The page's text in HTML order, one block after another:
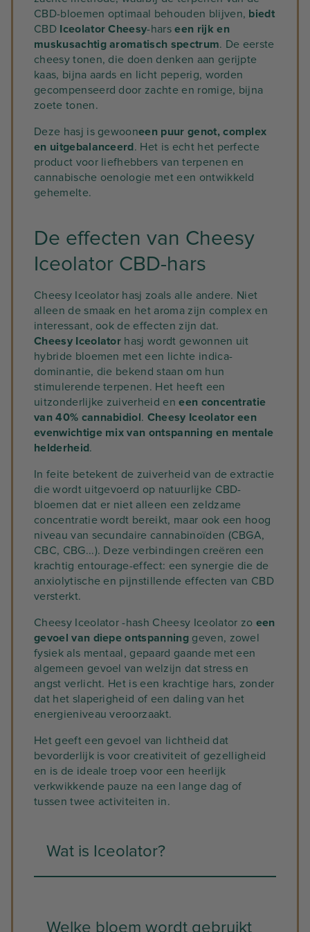
CBD-bloemen optimaal behouden blijven, biedt
CBDIceolator Cheesy-hars een rijk en
muskusachtig aromatisch spectrum. De eerste
cheesy tonen, die doen denken aan gerijpte
kaas, bijna aards en licht peperig, worden
gecompenseerd door zachte en romige, bijna
zoete tonen.
Deze hasj is gewooneen puur genot, complex
en uitgebalanceerd. Het is echt het perfecte
product voor liefhebbers van terpenen en
cannabische oenologie met een ontwikkeld
gehemelte.
De effecten van Cheesy
Iceolator CBD-hars
Cheesy Iceolator hasj zoals alle andere. Niet
alleen de smaak en het aroma zijn complex en
interessant, ook de effecten zijn dat.
Cheesy Iceolator hasj wordt gewonnen uit
hybride bloemen met een lichte indica-
dominantie, die bekend staan om hun
stimulerende terpenen. Het heeft een
uitzonderlijke zuiverheid eneen concentratie
van 40% cannabidiol. Cheesy Iceolator een
evenwichtige mix van ontspanning en mentale
helderheid.
In feite betekent de zuiverheid van de extractie
die wordt uitgevoerd op natuurlijke CBD-
bloemen dat er niet alleen een zeldzame
concentratie wordt bereikt, maar ook een hoog
niveau van secundaire cannabinoïden (CBGA,
CBC, CBG...). Deze verbindingen creëren een
krachtig entourage-effect: een synergie die de
anxiolytische en pijnstillende effecten van CBD
versterkt.
Cheesy Iceolator -hash Cheesy Iceolator zo een
gevoel van diepe ontspanninggeven, zowel
fysiek als mentaal, gepaard gaande met een
algemeen gevoel van welzijn dat stress en
angst verlicht. Het is een krachtige hars, zonder
dat het slaperigheid of een daling van het
energieniveau veroorzaakt.
Het geeft een gevoel van lichtheid dat
bevorderlijk is voor creativiteit of gezelligheid
en is de ideale troep voor een heerlijk
verkwikkende pauze na een lange dag of
tussen twee activiteiten in.
Wat is Iceolator?
doornemen: om meer te weten te komen
Welke bloem wordt gebruikt